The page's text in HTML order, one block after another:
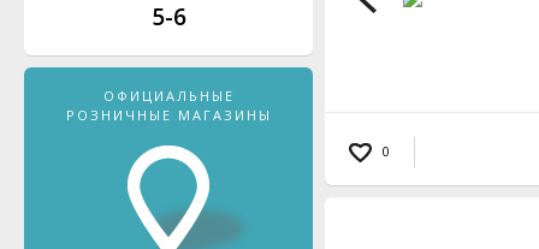
5-6
ОФИЦИАЛЬНЫЕ
РОЗНИЧНЫЕ МАГАЗИНЫ
0